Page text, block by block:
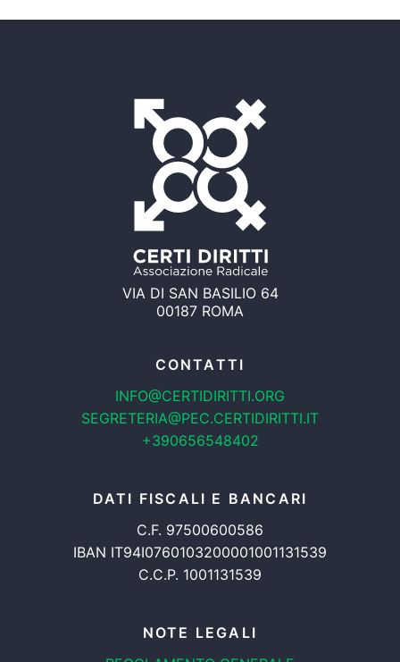
VIA DI SAN BASILIO 64
00187 ROMA
CONTATTI
INFO@CERTIDIRITTI.ORG
SEGRETERIA@PEC.CERTIDIRITTI.IT
+390656548402
DATI FISCALI E BANCARI
C.F. 97500600586
IBAN IT94I0760103200001001131539
C.C.P. 1001131539
NOTE LEGALI